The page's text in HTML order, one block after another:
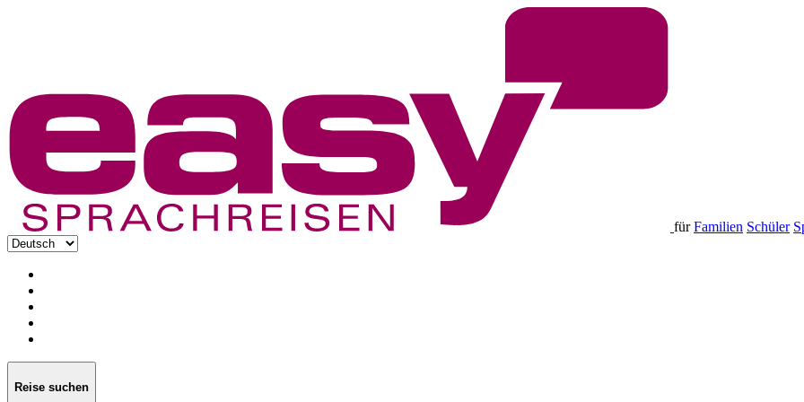
für Familien Schüler
Reise suchen